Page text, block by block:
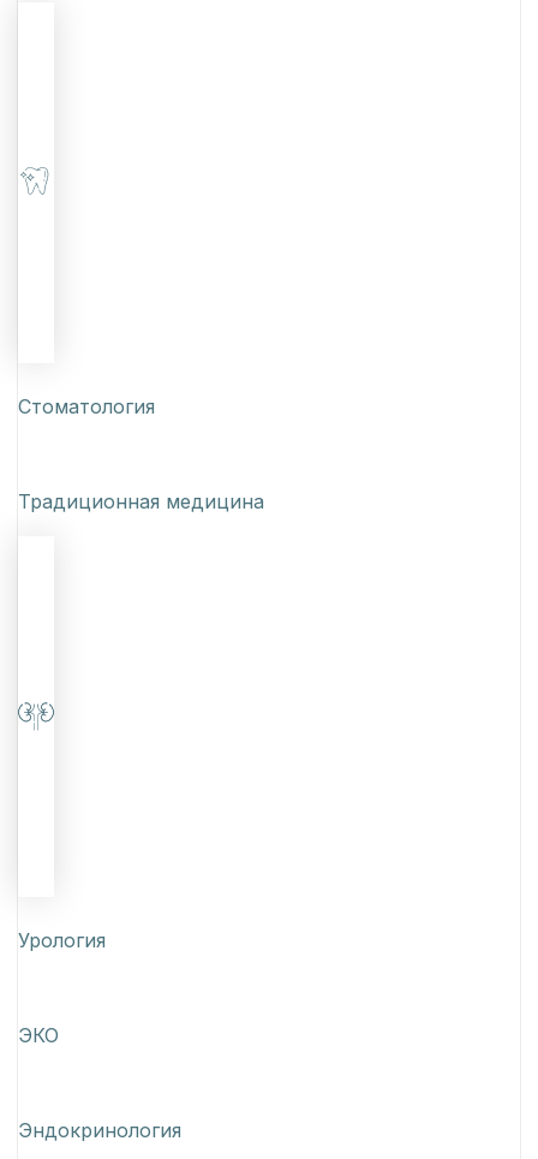
Стоматология
Традиционная медицина
Урология
ЭКО
Эндокринология